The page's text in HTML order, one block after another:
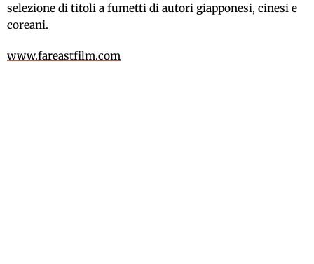
selezione di titoli a fumetti di autori giapponesi, cinesi e
coreani.
www.fareastfilm.com